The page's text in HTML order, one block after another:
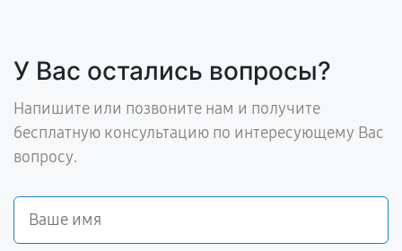
У Вас остались вопросы?
Напишите или позвоните нам и получите
бесплатную консультацию по интересующему Вас
вопросу.